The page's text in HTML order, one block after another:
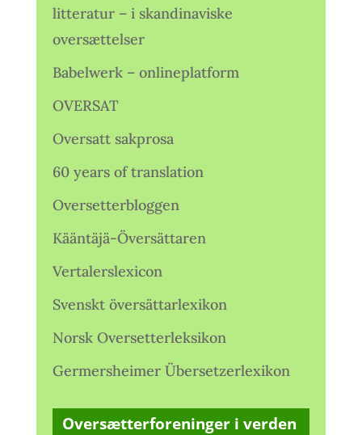
litteratur – i skandinaviske
oversættelser
Babelwerk – onlineplatform
OVERSAT
Oversatt sakprosa
60 years of translation
Oversetterbloggen
Kääntäjä-Översättaren
Vertalerslexicon
Svenskt översättarlexikon
Norsk Oversetterleksikon
Germersheimer Übersetzerlexikon
Oversætterforeninger i verden